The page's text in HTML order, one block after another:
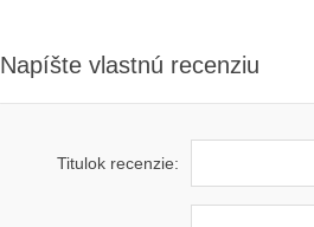
Napíšte vlastnú recenziu
Titulok recenzie: